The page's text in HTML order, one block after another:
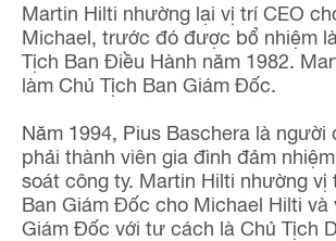
Martin Hilti nhường lại vị trí CEO
Michael, trước đó được bổ nhiệm
Tịch Ban Điều Hành năm 1982.
làm Chủ Tịch Ban Giám Đốc.
Năm 1994, Pius Baschera là người
phải thành viên gia đình đảm
soát công ty. Martin Hilti nhường vị
Ban Giám Đốc cho Michael Hilti và
Giám Đốc với tư cách là Chủ Tịch